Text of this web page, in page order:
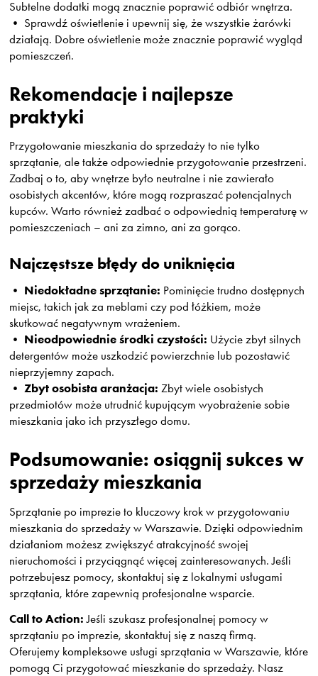
Subtelne dodatki mogą znacznie poprawić odbiór wnętrza.
• Sprawdź oświetlenie i upewnij się, że wszystkie żarówki
działają. Dobre oświetlenie może znacznie poprawić wygląd
pomieszczeń.
Rekomendacje i najlepsze
praktyki
Przygotowanie mieszkania do sprzedaży to nie tylko
sprzątanie, ale także odpowiednie przygotowanie przestrzeni.
Zadbaj o to, aby wnętrze było neutralne i nie zawierało
osobistych akcentów, które mogą rozpraszać potencjalnych
kupców. Warto również zadbać o odpowiednią temperaturę w
pomieszczeniach – ani za zimno, ani za gorąco.
Najczęstsze błędy do uniknięcia
• Niedokładne sprzątanie: Pominięcie trudno dostępnych
miejsc, takich jak za meblami czy pod łóżkiem, może
skutkować negatywnym wrażeniem.
• Nieodpowiednie środki czystości: Użycie zbyt silnych
detergentów może uszkodzić powierzchnie lub pozostawić
nieprzyjemny zapach.
•Zbyt osobista aranżacja: Zbyt wiele osobistych
przedmiotów może utrudnić kupującym wyobrażenie sobie
mieszkania jako ich przyszłego domu.
Podsumowanie: osiągnij sukces w
sprzedaży mieszkania
Sprzątanie po imprezie to kluczowy krok w przygotowaniu
mieszkania do sprzedaży w Warszawie. Dzięki odpowiednim
działaniom możesz zwiększyć atrakcyjność swojej
nieruchomości i przyciągnąć więcej zainteresowanych. Jeśli
potrzebujesz pomocy, skontaktuj się z lokalnymi usługami
sprzątania, które zapewnią profesjonalne wsparcie.
Call to Action: Jeśli szukasz profesjonalnej pomocy w
sprzątaniu po imprezie, skontaktuj się z naszą firmą.
Oferujemy kompleksowe usługi sprzątania w Warszawie, które
pomogą Ci przygotować mieszkanie do sprzedaży. Nasz